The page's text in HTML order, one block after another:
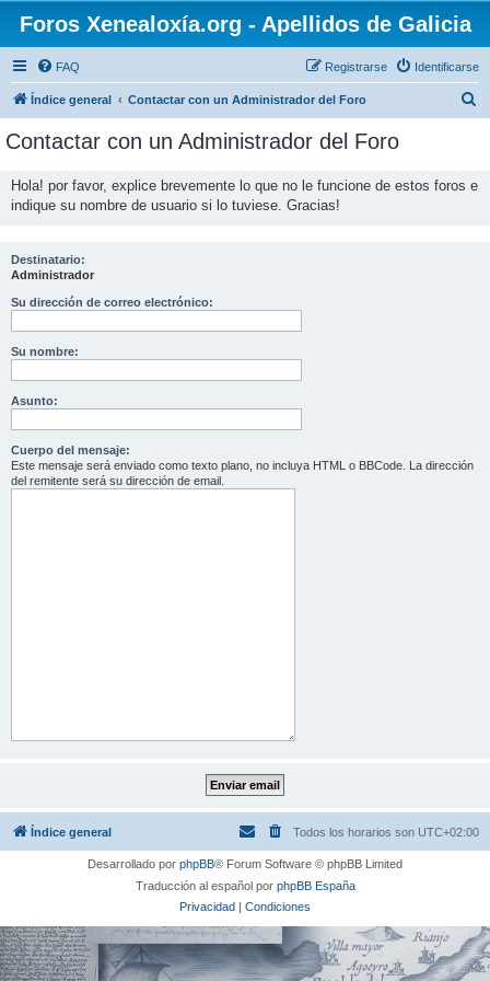
Foros Xenealoxía.org - Apellidos de Galicia
FAQ Identificarse
Registrarse
Índice general Contactar con un Administrador del Foro
Contactar con un Administrador del Foro
Hola! por favor, explice brevemente lo que no le funcione de estos foros e
indique su nombre de usuario si lo tuviese. Gracias!
Destinatario:
Administrador
Su dirección de correo electrónico:
Su nombre:
Asunto:
Cuerpo del mensaje:
Este mensaje será enviado como texto plano, no incluya HTML o BBCode. La dirección
del remitente será su dirección de email.
Índice general Todos los horarios son UTC+02:00
Desarrollado por phpBB® Forum Software © phpBB Limited
Traducción al español por phpBB España
Privacidad | Condiciones